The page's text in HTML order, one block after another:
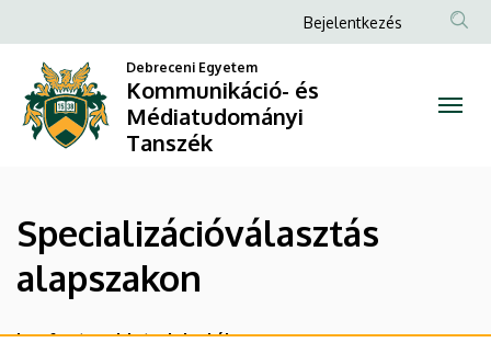
Specializációválasztás
alapszakon
Kommunikáció-
Médiatudományi
Tanszék
a
tartalomra
Anonim
fiók
menüje
Bejelentkezés
Debreceni Egyetem
Kommunikáció- és
Médiatudományi
Tanszék
Specializációválasztás
alapszakon
Legfontosabb tudnivalók